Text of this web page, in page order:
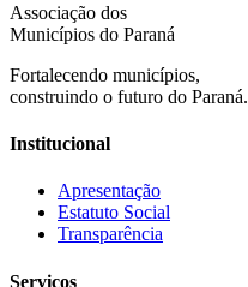
Associação dos
Municípios do Paraná
Fortalecendo municípios,
construindo o futuro do Paraná.
Institucional
Apresentação
Estatuto Social
Transparência
Serviços